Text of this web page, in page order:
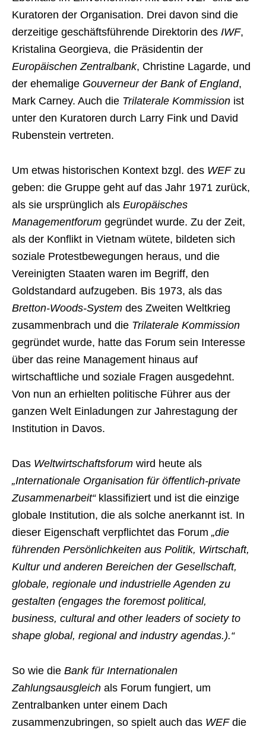
Kuratoren der Organisation. Drei davon sind die
derzeitige geschäftsführende Direktorin des IWF,
Kristalina Georgieva, die Präsidentin der
Europäischen Zentralbank, Christine Lagarde, und
der ehemalige Gouverneur der Bank of England,
Mark Carney. Auch die Trilaterale Kommission ist
unter den Kuratoren durch Larry Fink und David
Rubenstein vertreten.
Um etwas historischen Kontext bzgl. des WEFzu
geben: die Gruppe geht auf das Jahr 1971 zurück,
als sie ursprünglich als Europäisches
Managementforum gegründet wurde. Zu der Zeit,
als der Konflikt in Vietnam wütete, bildeten sich
soziale Protestbewegungen heraus, und die
Vereinigten Staaten waren im Begriff, den
Goldstandard aufzugeben. Bis 1973, als das
Bretton-Woods-System des Zweiten Weltkrieg
zusammenbrach und die Trilaterale Kommission
gegründet wurde, hatte das Forum sein Interesse
über das reine Management hinaus auf
wirtschaftliche und soziale Fragen ausgedehnt.
Von nun an erhielten politische Führer aus der
ganzen Welt Einladungen zur Jahrestagung der
Institution in Davos.
Das Weltwirtschaftsforum wird heute als
„Internationale Organisation für öffentlich-private
Zusammenarbeit“klassifiziert und ist die einzige
globale Institution, die als solche anerkannt ist. In
dieser Eigenschaft verpflichtet das Forum „die
führenden Persönlichkeiten aus Politik, Wirtschaft,
Kultur und anderen Bereichen der Gesellschaft,
globale, regionale und industrielle Agenden zu
gestalten (engages the foremost political,
business, cultural and other leaders of society to
shape global, regional and industry agendas.).“
So wie die Bank für Internationalen
Zahlungsausgleich als Forum fungiert, um
Zentralbanken unter einem Dach
zusammenzubringen, so spielt auch das WEFdie